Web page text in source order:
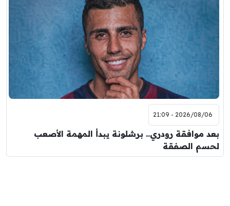
2026/08/06 - 21:09
بعد موافقة رودري.. برشلونة يبدأ المهمة الأصعب
لحسم الصفقة